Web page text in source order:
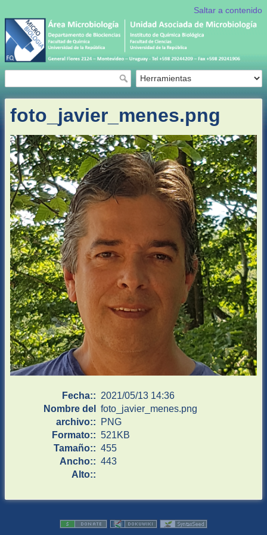
Saltar a contenido
foto_javier_menes.png
Fecha:: 2021/05/13 14:36
Nombre del
archivo::
foto_javier_menes.png
Formato::
PNG
Tamaño::
521KB
Ancho::
455
Alto::
443